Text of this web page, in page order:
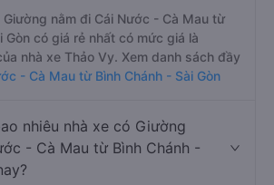
Giường nằm đi Cái Nước - Cà Mau từ
Gòn có giá rẻ nhất có mức giá là
nhà xe Thảo Vy. Xem danh sách đầy
- Cà Mau từ Bình Chánh - Sài Gòn
nhiêu nhà xe có Giường
- Cà Mau từ Bình Chánh -